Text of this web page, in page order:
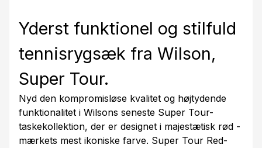
Yderst funktionel og stilfuld
tennisrygsæk fra Wilson,
Super Tour.
Nyd den kompromisløse kvalitet og højtydende
funktionalitet i Wilsons seneste Super Tour-
taskekollektion, der er designet i majestætisk rød -
mærkets mest ikoniske farve. Super Tour Red-